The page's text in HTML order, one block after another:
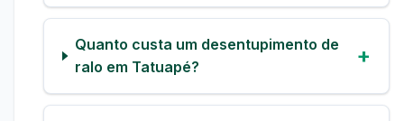
Quanto custa um desentupimento de
ralo em Tatuapé?